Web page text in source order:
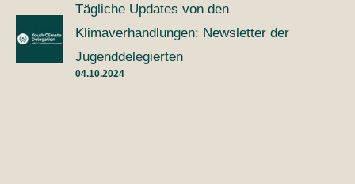
Tägliche Updates von den
Klimaverhandlungen: Newsletter der
Jugenddelegierten
04.10.2024